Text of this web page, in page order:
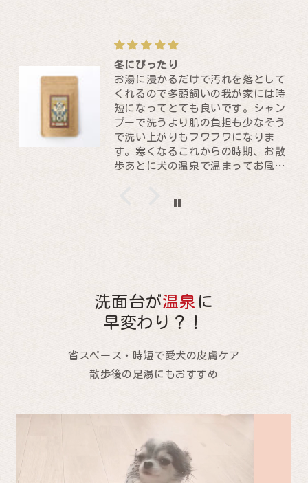
冬にぴったり
お湯に浸かるだけで汚れを落として
くれるので多頭飼いの我が家には時
短になってとても良いです。シャン
プーで洗うより肌の負担も少なそう
で洗い上がりもフワフワになりま
す。寒くなるこれからの時期、お散
歩あとに犬の温泉で温まってお風呂
からも愛用させていただきます。
洗面台が温泉 に
早変わり？！
省スペース・時短で愛犬の皮膚ケア
散歩後の足湯にもおすすめ